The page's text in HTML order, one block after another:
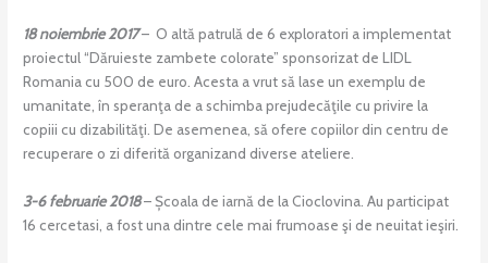
18 noiembrie 2017– O altă patrulă de 6 exploratori a implementat
proiectul “Dăruieste zambete colorate” sponsorizat de LIDL
Romania cu 500 de euro. Acesta a vrut să lase un exemplu de
umanitate, în speranţa de a schimba prejudecăţile cu privire la
copiii cu dizabilităţi. De asemenea, să ofere copiilor din centru de
recuperare o zi diferită organizand diverse ateliere.
3-6 februarie 2018– Școala de iarnă de la Cioclovina. Au participat
16 cercetasi, a fost una dintre cele mai frumoase şi de neuitat ieşiri.